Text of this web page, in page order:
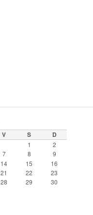
V S D
1 2
7 8
9
14 15
16
21 22
23
28 29
30